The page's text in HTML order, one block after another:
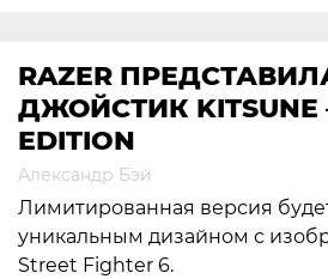
RAZER
ДЖОЙСТИК KITSUNE
EDITION
Александр Бэй
Лимитированная версия
уникальным дизайном с
Street Fighter 6.